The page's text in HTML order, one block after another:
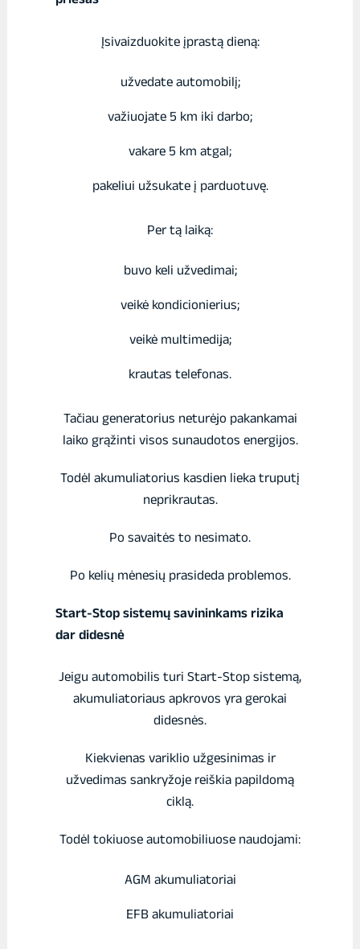
Įsivaizduokite įprastą dieną:
užvedate automobilį;
važiuojate 5 km iki darbo;
vakare 5 km atgal;
pakeliui užsukate į parduotuvę.
Per tą laiką:
buvo keli užvedimai;
veikė kondicionierius;
veikė multimedija;
krautas telefonas.
Tačiau generatorius neturėjo pakankamai
laiko grąžinti visos sunaudotos energijos.
Todėl akumuliatorius kasdien lieka truputį
neprikrautas.
Po savaitės to nesimato.
Po kelių mėnesių prasideda problemos.
Start-Stop sistemų savininkams rizika
dar didesnė
Jeigu automobilis turi Start-Stop sistemą,
akumuliatoriaus apkrovos yra gerokai
didesnės.
Kiekvienas variklio užgesinimas ir
užvedimas sankryžoje reiškia papildomą
ciklą.
Todėl tokiuose automobiliuose naudojami:
AGM akumuliatoriai
EFB akumuliatoriai